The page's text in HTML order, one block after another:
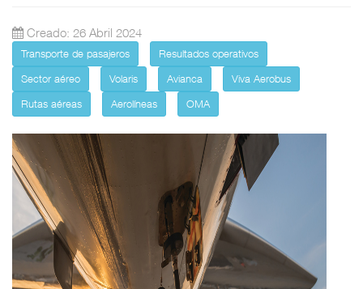
Creado: 26 Abril 2024
Transporte de pasajeros
Resultados operativos
Sector aéreo
Volaris Avianca
Viva Aerobus
Rutas aéreas
Aerolíneas OMA